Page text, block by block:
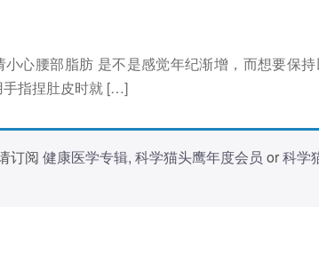
心腰部脂肪 是不是感觉年纪渐增，而想要保
指捏肚皮时就 […]
订阅 健康医学专辑, 科学猫头鹰年度会员 or科学